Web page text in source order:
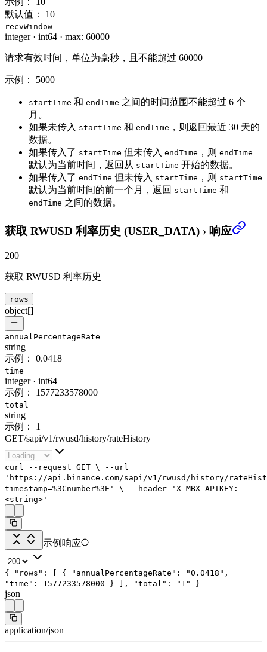
默认值：
10
recvWindow
integer· int64 · max: 60000
请求有效时间，单位为毫秒，且不能超过 60000
示例： 5000
startTime 和 endTime 之间的时间范围不能超过 6 个
月。
如果未传入 startTime 和 endTime ，则返回最近 30 天的
数据。
如果传入了 startTime 但未传入 endTime ，则 endTime
默认为当前时间，返回从 startTime 开始的数据。
如果传入了 endTime 但未传入 startTime ，则 startTime
默认为当前时间的前一个月，返回 startTime 和
endTime 之间的数据。
获取 RWUSD 利率历史 (USER_DATA) › 响应
200
获取 RWUSD 利率历史
rows
object[]
annualPercentageRate
string
示例：
0.0418
time
integer· int64
示例：
1577233578000
total
string
示例：
1
GET/sapi/v1/rwusd/history/rateHistory
curl --request GET \
--url
'https://api.binance.com/sapi/v1/rwusd/history/
timestamp=%3Cnumber%3E'
\ --header 'X-MBX-APIKEY:
<string>'
示例响应
{ "rows" : [ { "annualPercentageRate" : "0.0418" ,
"time" : 1577233578000 } ], "total" : "1" }
json
application/json